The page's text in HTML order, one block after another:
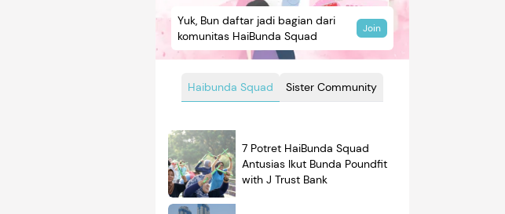
Haibunda Squad Sister Community
Yuk, Bun daftar jadi bagian dari
komunitas HaiBunda Squad
Join
7 Potret HaiBunda Squad
Antusias Ikut Bunda Poundfit
with J Trust Bank